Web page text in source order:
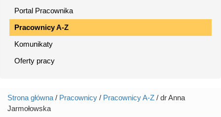
Portal Pracownika
Pracownicy A-Z
Komunikaty
Oferty pracy
Jesteś tutaj
Strona główna / Pracownicy / Pracownicy A-Z / dr Anna
Jarmołowska